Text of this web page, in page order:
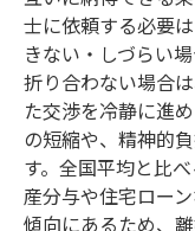
士に依頼する必要
きない・しづらい
折り合わない場合
た交渉を冷静に進
の短縮や、精神的
す。全国平均と比
産分与や住宅ロー
傾向にあるため、